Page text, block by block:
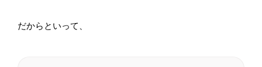
だからといって、